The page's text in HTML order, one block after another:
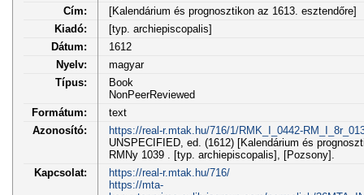
Cím:
[Kalendárium és prognosztikon az 1613. esztendőre]
Kiadó:
[typ. archiepiscopalis]
Dátum:
1612
Nyelv:
magyar
Típus:
Book
NonPeerReviewed
Formátum:
text
Azonosító:
https://real-r.mtak.hu/716/1/RMK_I_0442-
UNSPECIFIED, ed. (1612) [Kalendárium és
RMNy 1039 . [typ. archiepiscopalis], [Pozsony].
Kapcsolat:
https://real-r.mtak.hu/716/
https://mta-